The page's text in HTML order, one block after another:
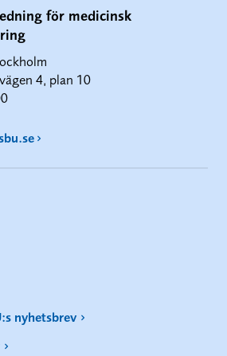
för medicinsk
4, plan 10
nyhetsbrev